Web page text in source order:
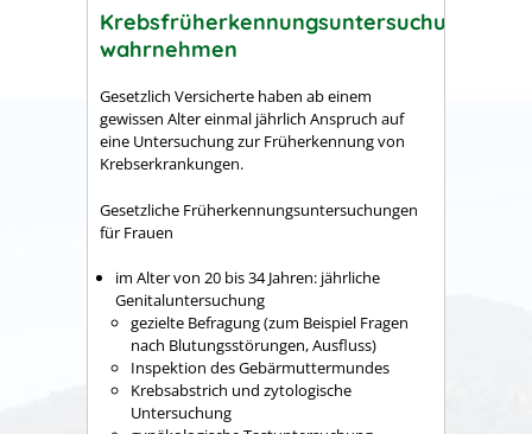
Krebsfrüherkennungsuntersuchung
wahrnehmen
Gesetzlich Versicherte haben ab einem
gewissen Alter einmal jährlich Anspruch auf
eine Untersuchung zur Früherkennung von
Krebserkrankungen.
Gesetzliche Früherkennungsuntersuchungen
für Frauen
im Alter von 20 bis 34 Jahren: jährliche
Genitaluntersuchung
gezielte Befragung (zum Beispiel Fragen
nach Blutungsstörungen, Ausfluss)
Inspektion des Gebärmuttermundes
Krebsabstrich und zytologische
Untersuchung